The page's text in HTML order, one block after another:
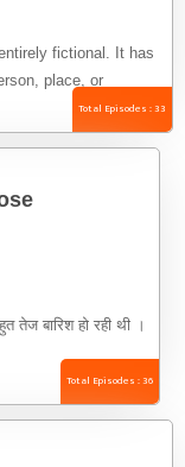
fictional. It has
place, or
Total Episodes : 33
तेज बारिश हो रही थी ।
Total Episodes : 36